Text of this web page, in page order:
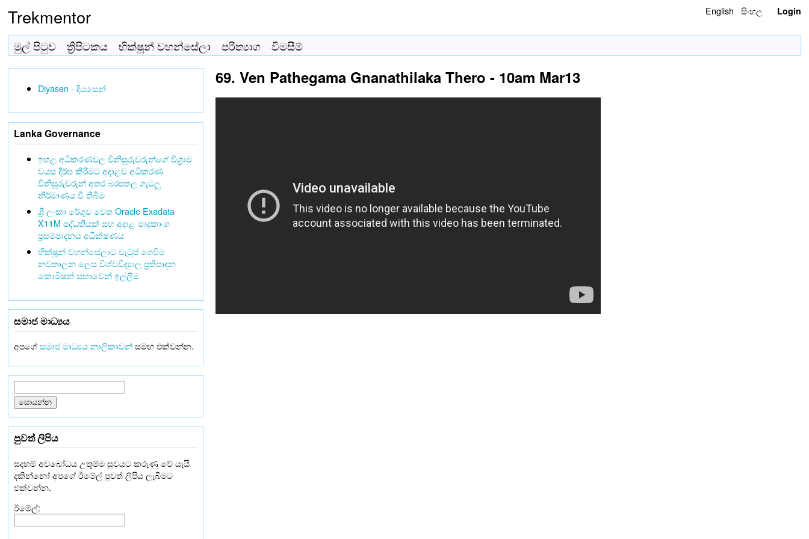
Trekmentor English සිංහල Login
මුල් පිටුව ත්‍රිපිටකය භික්ෂූන් වහන්සේලා පරිත්‍යාග විමසීම්
69. Ven Pathegama Gnanathilaka Thero - 10am Mar13
Diyasen - දියසෙන්
Lanka Governance
ඉහළ අධිකරණවල විනිසුරුවරුන්ගේ විශ්‍රාම
වයස දීර්ඝ කිරීමට අදාළව අධිකරණ
විනිසුරුවරුන් අතර බරපතල ගැටලු
නිර්මාණය වී තිබීම
ශ්‍රී ලංකා රේගුව වෙත Oracle Exadata
X11M පද්ධතියක් සහ අදාළ මෘදුකාංග
ප්‍රසම්පාදනය අධීක්ෂණය
භික්ෂූන් වහන්සේලාට වැටුප් ගෙවීම
නවතාලන ලෙස විශ්වවිද්‍යාල ප්‍රතිපාදන
කොමිෂන් සභාවෙන් ඉල්ලීම
සමාජ මාධ්‍යය
අපගේසමාජ මාධ්‍යය නාලිකාවන්සමඟ එක්වන්න.
පුවත් ලිපිය
සදහම් අවබෝධය උතුම්ම සුවයට කරුණු වේ යැයි
දකින්නෝ අපගේ ඊමේල් පුවත් ලිපිය ලැබීමට
එක්වන්න.
ඊමේල්: